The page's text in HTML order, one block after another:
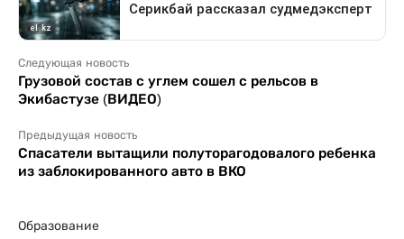
Следующая новость
Грузовой состав с углем сошел с рельсов в
Экибастузе (ВИДЕО)
Предыдущая новость
Спасатели вытащили полуторагодовалого ребенка
из заблокированного авто в ВКО
Образование